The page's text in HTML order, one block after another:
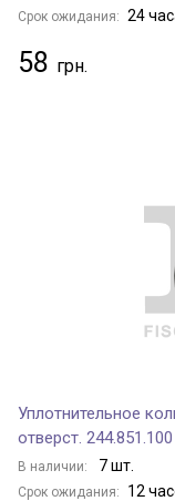
Срок ожидания: 24
58
Уплотнительное
отверст. 244.851.100
В наличии: 7 шт.
Срок ожидания: 12